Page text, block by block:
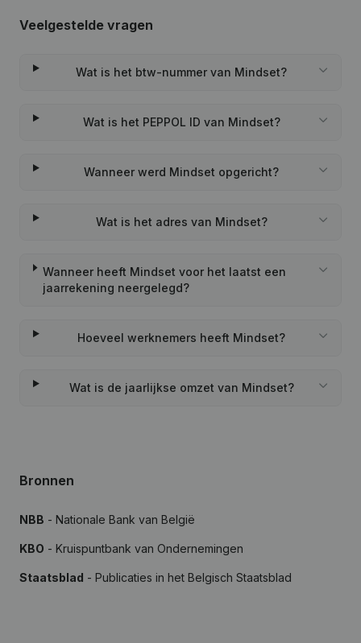
Veelgestelde vragen
Wat is het btw-nummer van Mindset?
Wat is het PEPPOL ID van Mindset?
Wanneer werd Mindset opgericht?
Wat is het adres van Mindset?
Wanneer heeft Mindset voor het laatst een
jaarrekening neergelegd?
Hoeveel werknemers heeft Mindset?
Wat is de jaarlijkse omzet van Mindset?
Bronnen
NBB - Nationale Bank van België
KBO - Kruispuntbank van Ondernemingen
Staatsblad - Publicaties in het Belgisch Staatsblad